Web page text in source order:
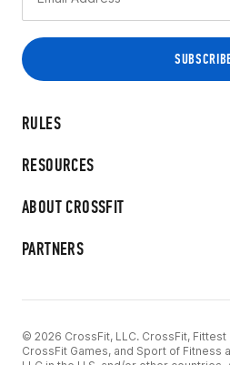
RULES
RESOURCES
ABOUT CROSSFIT
PARTNERS
© 2026 CrossFit, LLC. CrossFit, Fittest
CrossFit Games, and Sport of Fitness